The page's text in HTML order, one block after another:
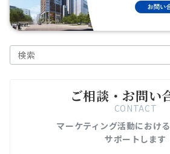
検索
ご相談・お問い
CONTACT
マーケティング活動におけ
サポートします